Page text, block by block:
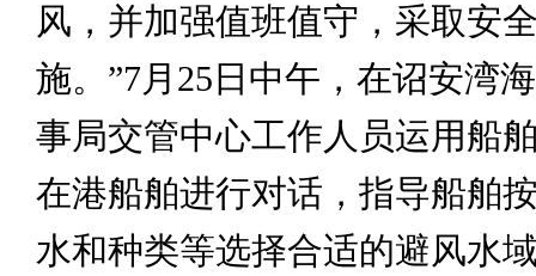
风，并加强值班值守，采取安
施。”7月25日中午，在诏安湾
事局交管中心工作人员运用船
在港船舶进行对话，指导船舶
水和种类等选择合适的避风水